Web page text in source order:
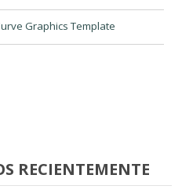
Graphics Template
RECIENTEMENTE